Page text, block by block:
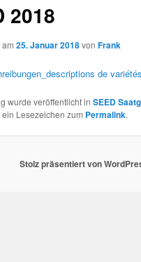
2018
am25. Januar 2018vonFrank
de
wurde veröffentlicht inSEED
ein Lesezeichen zum Permalink.
Stolz präsentiert von